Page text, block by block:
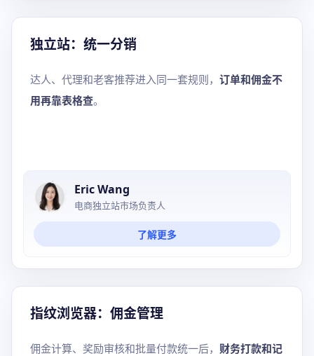
独立站：统一分销
达人、代理和老客推荐进入同一套规则， 订单和佣金不
用再靠表格查。
Eric Wang
电商独立站市场负责人
了解更多
指纹浏览器：佣金管理
佣金计算、奖励审核和批量付款统一后， 财务打款和记